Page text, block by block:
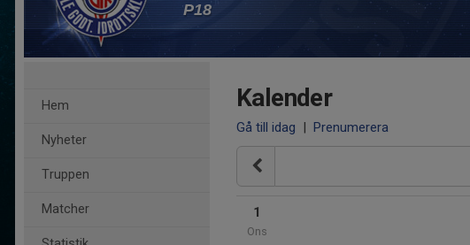
P18
Hem
Nyheter
Truppen
Matcher
Kalender
Gå till idag | Prenumerera
1
Ons